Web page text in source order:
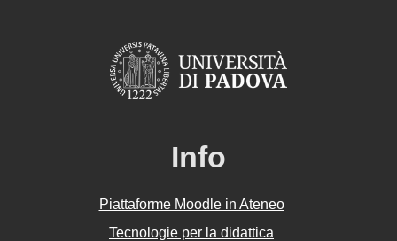
Info
Piattaforme Moodle in Ateneo
Tecnologie per la didattica